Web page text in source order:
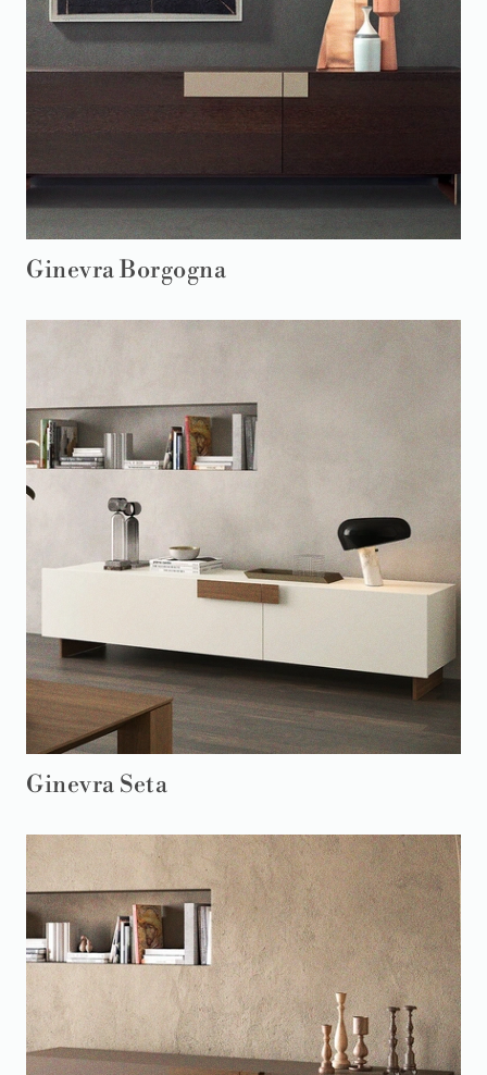
Ginevra Borgogna
Ginevra Seta